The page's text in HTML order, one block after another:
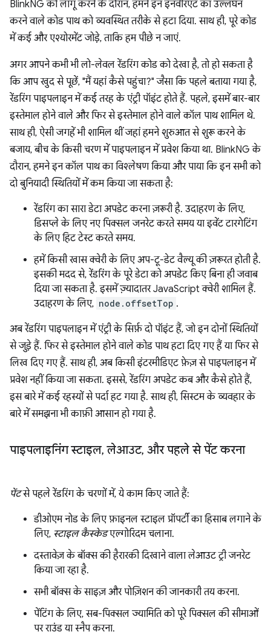
BlinkNG को लागू करने के दौरान, हमने इन इनवैरिएंट का उल्लंघन
करने वाले कोड पाथ को व्यवस्थित तरीके से हटा दिया. साथ ही, पूरे कोड
में कई और एश्योरमेंट जोड़े, ताकि हम पीछे न जाएं.
अगर आपने कभी भी लो-लेवल रेंडरिंग कोड को देखा है, तो हो सकता है
कि आप खुद से पूछें, "मैं यहां कैसे पहुंचा?" जैसा कि पहले बताया गया है,
रेंडरिंग पाइपलाइन में कई तरह के एंट्री पॉइंट होते हैं. पहले, इसमें बार-बार
इस्तेमाल होने वाले और फिर से इस्तेमाल होने वाले कॉल पाथ शामिल थे.
साथ ही, ऐसी जगहें भी शामिल थीं जहां हमने शुरुआत से शुरू करने के
बजाय, बीच के किसी चरण में पाइपलाइन में प्रवेश किया था. BlinkNG के
दौरान, हमने इन कॉल पाथ का विश्लेषण किया और पाया कि इन सभी को
दो बुनियादी स्थितियों में कम किया जा सकता है:
रेंडरिंग का सारा डेटा अपडेट करना ज़रूरी है. उदाहरण के लिए,
डिसप्ले के लिए नए पिक्सल जनरेट करते समय या इवेंट टारगेटिंग
के लिए हिट टेस्ट करते समय.
हमें किसी खास क्वेरी के लिए अप-टू-डेट वैल्यू की ज़रूरत होती है.
इसकी मदद से, रेंडरिंग के पूरे डेटा को अपडेट किए बिना ही जवाब
दिया जा सकता है. इसमें ज़्यादातर JavaScript क्वेरी शामिल हैं.
उदाहरण के लिए, node.offsetTop .
अब रेंडरिंग पाइपलाइन में एंट्री के सिर्फ़ दो पॉइंट हैं, जो इन दोनों स्थितियों
से जुड़े हैं. फिर से इस्तेमाल होने वाले कोड पाथ हटा दिए गए हैं या फिर से
लिख दिए गए हैं. साथ ही, अब किसी इंटरमीडिएट फ़ेज़ से पाइपलाइन में
प्रवेश नहीं किया जा सकता. इससे, रेंडरिंग अपडेट कब और कैसे होते हैं,
इस बारे में कई रहस्यों से पर्दा हट गया है. साथ ही, सिस्टम के व्यवहार के
बारे में समझना भी काफ़ी आसान हो गया है.
पाइपलाइनिंग स्टाइल, लेआउट, और पहले से पेंट करना
पेंटसे पहले रेंडरिंग के चरणों में, ये काम किए जाते हैं:
डीओएम नोड के लिए फ़ाइनल स्टाइल प्रॉपर्टी का हिसाब लगाने के
लिए, स्टाइल कैस्केडएल्गोरिदम चलाना.
दस्तावेज़ के बॉक्स की हैरारकी दिखाने वाला लेआउट ट्री जनरेट
किया जा रहा है.
सभी बॉक्स के साइज़ और पोज़िशन की जानकारी तय करना.
पेंटिंग के लिए, सब-पिक्सल ज्यामिति को पूरे पिक्सल की सीमाओं
पर राउंड या स्नैप करना.